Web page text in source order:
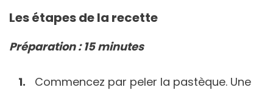
Les étapes de la recette
Préparation : 15 minutes
Commencez par peler la pastèque. Une